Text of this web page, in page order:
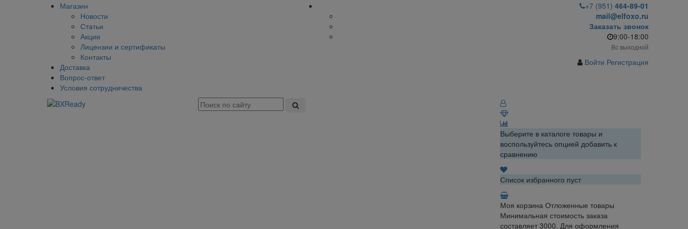
Магазин
Новости
Статьи
Акции
Лицензии и сертификаты
Контакты
Доставка
Вопрос-ответ
Условия сотрудничества
+7 (951) 464-89-01
mail@elfoxo.ru
Заказать звонок
9:00-18:00
Вс выходной
Войти Регистрация
Выберите в каталоге товары и
воспользуйтесь опцией добавить к
сравнению
Список избранного пуст
Моя корзина Отложенные товары
Минимальная стоимость заказа
составляет 3000. Для оформления